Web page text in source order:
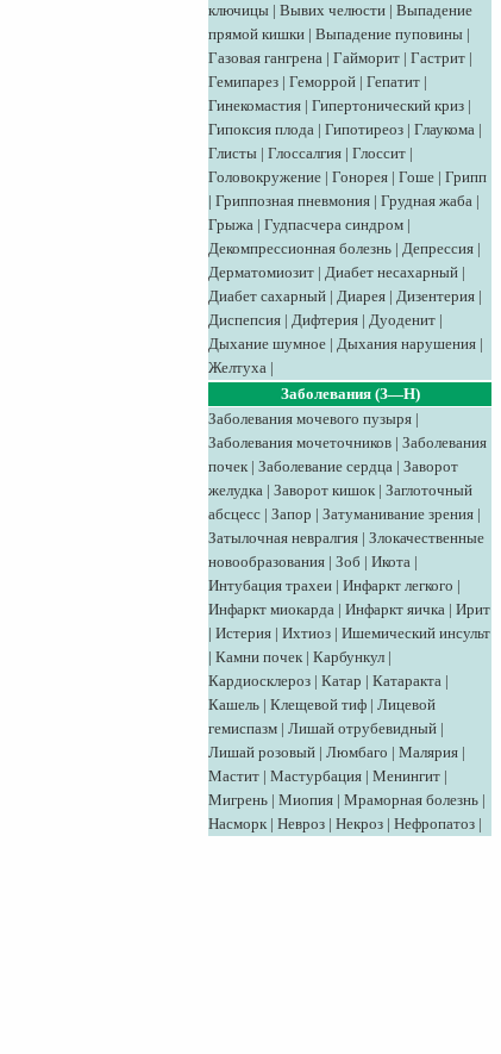
ключицы | Вывих челюсти | Выпадение
прямой кишки | Выпадение пуповины |
Газовая гангрена | Гайморит | Гастрит |
Гемипарез | Геморрой | Гепатит |
Гинекомастия | Гипертонический криз |
Гипоксия плода | Гипотиреоз | Глаукома |
Глисты | Глоссалгия | Глоссит |
Головокружение | Гонорея | Гоше | Грипп
| Гриппозная пневмония | Грудная жаба |
Грыжа | Гудпасчера синдром |
Декомпрессионная болезнь | Депрессия |
Дерматомиозит | Диабет несахарный |
Диабет сахарный | Диарея | Дизентерия |
Диспепсия | Дифтерия | Дуоденит |
Дыхание шумное | Дыхания нарушения |
Желтуха |
Заболевания (З—Н)
Заболевания мочевого пузыря |
Заболевания мочеточников | Заболевания
почек | Заболевание сердца | Заворот
желудка | Заворот кишок | Заглоточный
абсцесс | Запор | Затуманивание зрения |
Затылочная невралгия | Злокачественные
новообразования | Зоб | Икота |
Интубация трахеи | Инфаркт легкого |
Инфаркт миокарда | Инфаркт яичка | Ирит
| Истерия | Ихтиоз | Ишемический инсульт
| Камни почек | Карбункул |
Кардиосклероз | Катар | Катаракта |
Кашель | Клещевой тиф | Лицевой
гемиспазм | Лишай отрубевидный |
Лишай розовый | Люмбаго | Малярия |
Мастит | Мастурбация | Менингит |
Мигрень | Миопия | Мраморная болезнь |
Насморк | Невроз | Некроз | Нефропатоз |